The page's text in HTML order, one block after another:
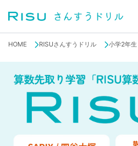
HOME RISUさんすうドリル 小学2年生